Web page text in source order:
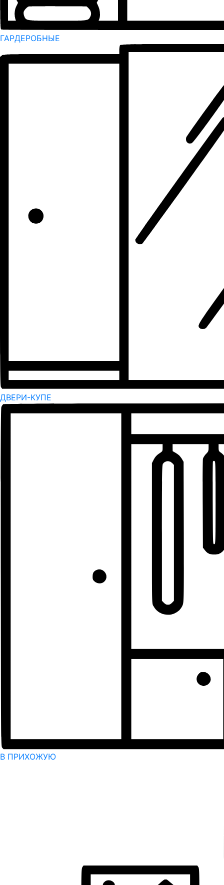
ГАРДЕРОБНЫЕ
ДВЕРИ-КУПЕ
В ПРИХОЖУЮ